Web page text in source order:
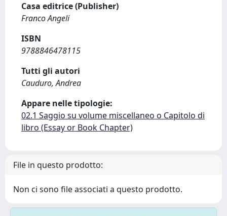
Casa editrice (Publisher)
Franco Angeli
ISBN
9788846478115
Tutti gli autori
Cauduro, Andrea
Appare nelle tipologie:
02.1 Saggio su volume miscellaneo o Capitolo di
libro (Essay or Book Chapter)
File in questo prodotto:
Non ci sono file associati a questo prodotto.